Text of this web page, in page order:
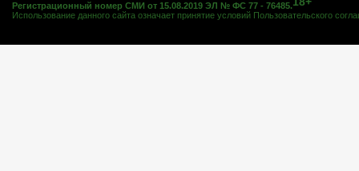
Регистрационный номер СМИ от 15.08.2019 ЭЛ № ФС 77 - 76485.
Использование данного сайта означает принятие условий Пользовательского